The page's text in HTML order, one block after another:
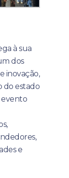
à sua
dos
inovação,
do estado
evento
e